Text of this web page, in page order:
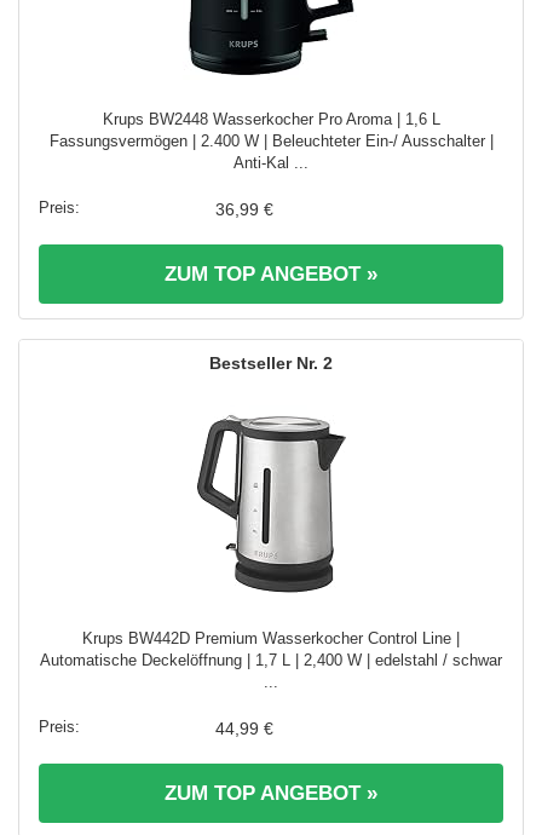
Krups BW2448 Wasserkocher Pro Aroma | 1,6 L
Fassungsvermögen | 2.400 W | Beleuchteter Ein-/ Ausschalter |
Anti-Kal ...
36,99 €
ZUM TOP ANGEBOT »
2
Krups BW442D Premium Wasserkocher Control Line |
Automatische Deckelöffnung | 1,7 L | 2,400 W | edelstahl / schwar
44,99 €
ZUM TOP ANGEBOT »